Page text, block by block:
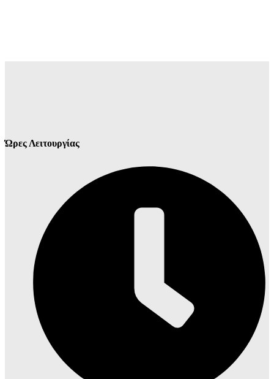
Ώρες Λειτουργίας